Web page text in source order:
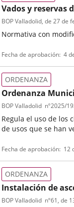
Vados y reservas
Normativa con
de
normativa
boletin
BOP Valladolid, de 27 de
Fecha de aprobación 4
Ordenanza
rodado en
Regula el uso de los
de usos que se han
de
normativa
ORDENANZA
boletin
BOP Valladolid nº2025/
Fecha de aprobación 12
Instalación de
1/2016
ORDENANZA
BOP Valladolid nº61, de